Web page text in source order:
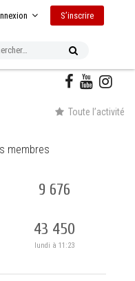
S’inscrire
Toute l’activité
membres
9 676
43 450
lundi à 11:23